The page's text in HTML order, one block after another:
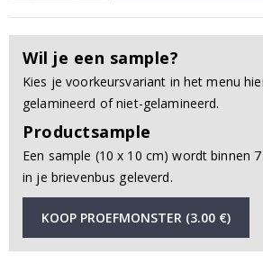
Wil je een sample?
Kies je voorkeursvariant in het menu
gelamineerd of niet-gelamineerd.
Productsample
Een sample (10 x 10 cm) wordt binnen
in je brievenbus geleverd.
KOOP PROEFMONSTER (3.00 €)